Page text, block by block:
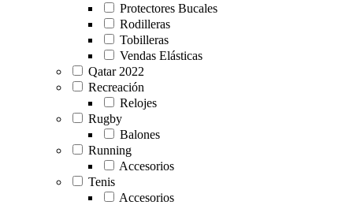
Protectores Bucales
Rodilleras
Tobilleras
Vendas Elásticas
Qatar 2022
Recreación
Relojes
Rugby
Balones
Running
Accesorios
Tenis
Accesorios